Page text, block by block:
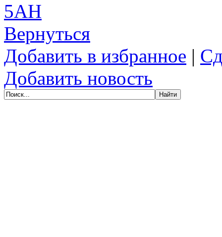
5АН
Вернуться
Добавить в избранное |
Добавить новость